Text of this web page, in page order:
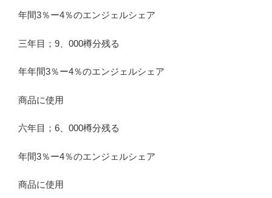
年間3％ー4％のエンジェルシェア
三年目；9、000樽分残る
年年間3％ー4％のエンジェルシェア
商品に使用
六年目；6、000樽分残る
年間3％ー4％のエンジェルシェア
商品に使用